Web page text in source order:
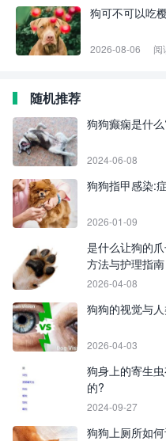
狗可不可以吃
2026-08-06 阅
随机推荐
狗狗癫痫是什
2024-06-08
狗狗指甲感染:
2026-01-09
是什么让狗的
方法与护理指南
2026-04-08
狗狗的视觉与
2026-04-03
狗身上的寄生
的?
2024-09-27
狗狗上厕所如